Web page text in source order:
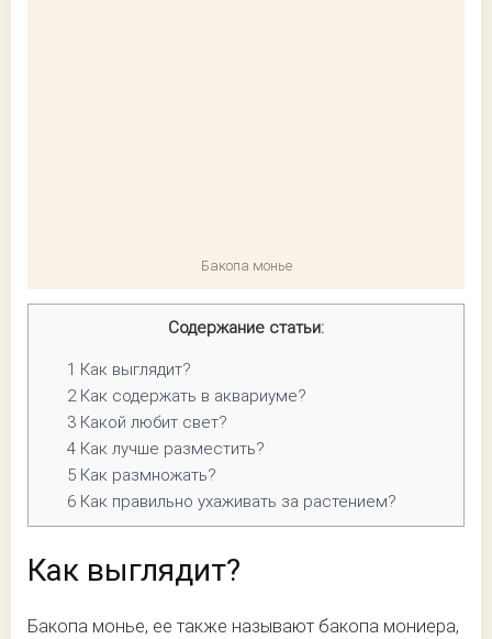
Бакопа монье
Содержание статьи:
1 Как выглядит?
2Как содержать в аквариуме?
3 Какой любит свет?
4 Как лучше разместить?
5 Как размножать?
6 Как правильно ухаживать за растением?
Как выглядит?
Бакопа монье, ее также называют бакопа мониера,